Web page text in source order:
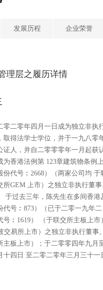
发展历程 企业荣誉
理层之履历详情
零二零年四月一日成为独立非
取得法学士学位，并于一九八
证人，并自二零零零年一月起
为香港法例第 123章建筑物条例
份代号︰2668）（两家公司均
所GEM 上市）之独立非执行董
于过去三年，陈先生在多间香
代号︰873）（已于二零一九年
号︰1619） （于联交所主板上
交易所上市）之独立非执行董事
主板上市）；于二零零四年九
十四日 至二零二零年三月三十